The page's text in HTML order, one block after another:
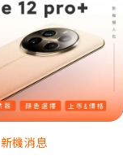
新機消息